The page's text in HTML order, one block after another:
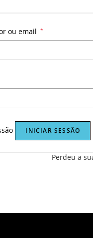
ou email *
INICIAR SESSÃO
Perdeu a